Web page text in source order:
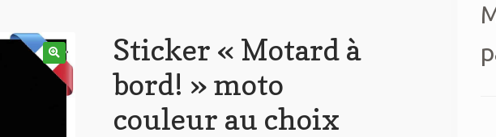
🔍
Sticker « Motard à
bord! » moto
couleur au choix